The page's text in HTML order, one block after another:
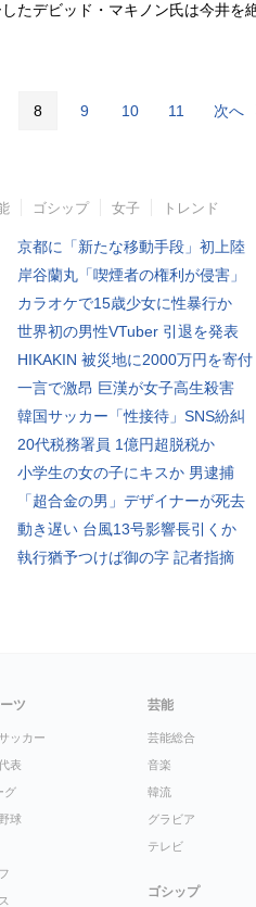
たデビッド・マキノン氏は今井を
8 9 10 11 次へ
ゴシップ 女子 トレンド
京都に「新たな移動手段」初上陸
岸谷蘭丸「喫煙者の権利が侵害」
カラオケで15歳少女に性暴行か
世界初の男性VTuber 引退を発表
HIKAKIN 被災地に2000万円を寄付
一言で激昂 巨漢が女子高生殺害
韓国サッカー「性接待」SNS紛糾
20代税務署員 1億円超脱税か
小学生の女の子にキスか 男逮捕
「超合金の男」デザイナーが死去
動き遅い 台風13号影響長引くか
執行猶予つけば御の字 記者指摘
ツ
ッカー
表
グ
球
芸能
芸能総合
音楽
韓流
グラビア
テレビ
ゴシップ